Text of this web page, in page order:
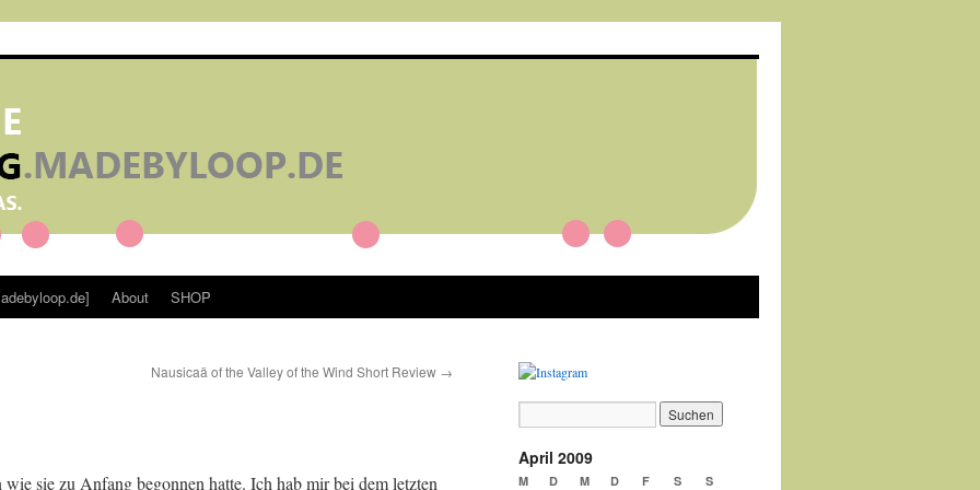
About SHOP
Nausicaä of the Valley of the Wind Short Review →
sie zu Anfang begonnen hatte. Ich hab mir bei dem letzten
April 2009
M D M D F S S